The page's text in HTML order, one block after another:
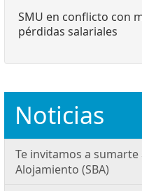
SMU en conflicto con
pérdidas salariales
Noticias
Te invitamos a sumarte
Alojamiento (SBA)